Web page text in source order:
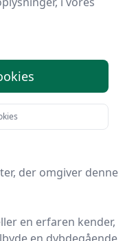
på
om emnet, der
men også
til noget ganske
der omgiver denne
en erfaren kender,